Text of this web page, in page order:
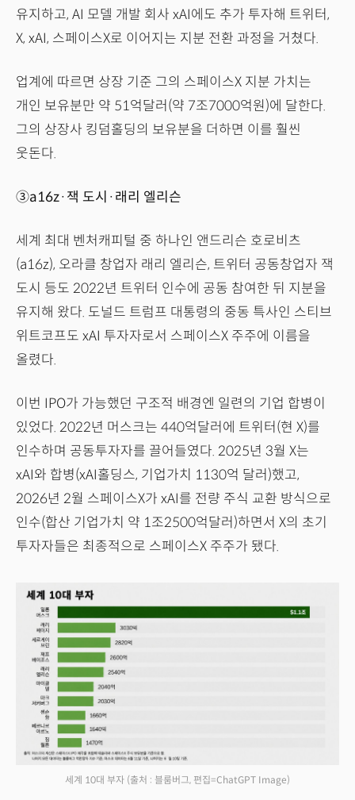
유지하고, AI 모델 개발 회사 xAI에도 추가 투자해 트위터,
X, xAI, 스페이스X로 이어지는 지분 전환 과정을 거쳤다.
업계에 따르면 상장 기준 그의 스페이스X 지분 가치는
개인 보유분만 약 51억달러(약 7조7000억원)에 달한다.
그의 상장사 킹덤홀딩의 보유분을 더하면 이를 훨씬
웃돈다.
③a16z·잭 도시·래리 엘리슨
세계 최대 벤처캐피털 중 하나인 앤드리슨 호로비츠
(a16z), 오라클 창업자 래리 엘리슨, 트위터 공동창업자 잭
도시 등도 2022년 트위터 인수에 공동 참여한 뒤 지분을
유지해 왔다. 도널드 트럼프 대통령의 중동 특사인 스티브
위트코프도 xAI 투자자로서 스페이스X 주주에 이름을
올렸다.
이번 IPO가 가능했던 구조적 배경엔 일련의 기업 합병이
있었다. 2022년 머스크는 440억달러에 트위터(현 X)를
인수하며 공동투자자를 끌어들였다. 2025년 3월 X는
xAI와 합병(xAI홀딩스, 기업가치 1130억 달러)했고,
2026년 2월 스페이스X가 xAI를 전량 주식 교환 방식으로
인수(합산 기업가치 약 1조2500억달러)하면서 X의 초기
투자자들은 최종적으로 스페이스X 주주가 됐다.
세계 10대 부자 (출처 : 블룸버그, 편집=ChatGPT Image)